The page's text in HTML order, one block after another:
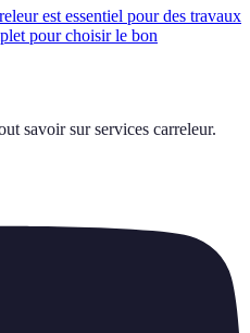
est essentiel pour des travaux
pour choisir le bon
savoir sur services carreleur.